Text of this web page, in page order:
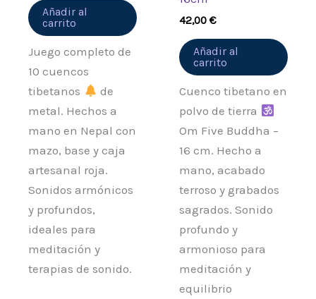
Añadir al
carrito
Juego completo de
10 cuencos
tibetanos
de
metal. Hechos a
mano en Nepal con
mazo, base y caja
artesanal roja.
Sonidos armónicos
y profundos,
ideales para
meditación y
terapias de sonido.
42,00€
Añadir al
carrito
Cuenco tibetano en
polvo de tierra
Om Five Buddha –
16 cm. Hecho a
mano, acabado
terroso y grabados
sagrados. Sonido
profundo y
armonioso para
meditación y
equilibrio